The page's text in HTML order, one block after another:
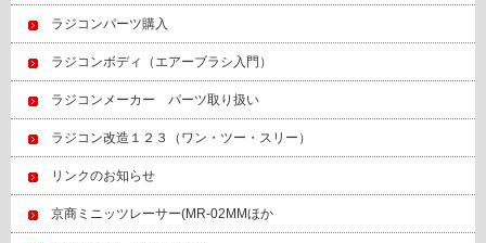
ラジコンパーツ購入
ラジコンボディ（エアーブラシ入門）
ラジコンメーカー パーツ取り扱い
ラジコン改造１２３（ワン・ツー・スリー）
リンクのお知らせ
京商ミニッツレーサー(MR-02MMほか